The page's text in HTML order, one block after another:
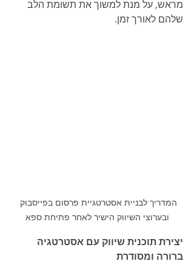
מראש, על מנת למשוך את תשומת הלב
שלהם לאורך זמן.
המדריך לבניית אסטרטגיית פרסום בפייסבוק
ובערוצי השיווק הישיר לאחר פתיחת ספא
יצירת תוכנית שיווק עם אסטרטגיה
ברורה ומסודרת